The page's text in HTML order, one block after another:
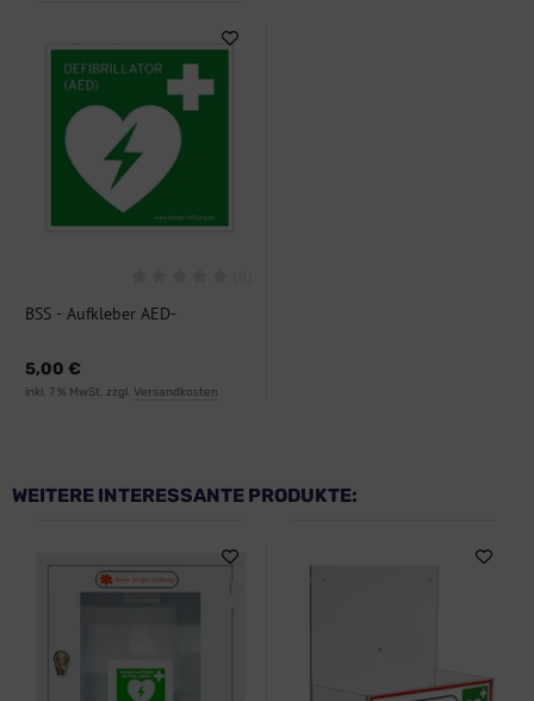
BSS - Aufkleber AED-
5,00 €
inkl. 7 % MwSt. zzgl. Versandkosten
WEITERE INTERESSANTE PRODUKTE: